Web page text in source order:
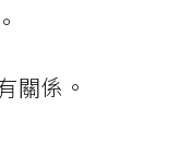
關係。